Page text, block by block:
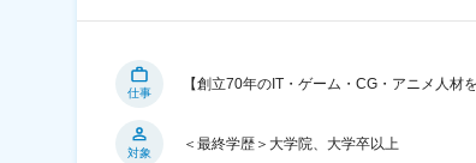
仕事
【創立70年のIT・ゲーム・CG・アニメ人
対象
＜最終学歴＞大学院、大学卒以上